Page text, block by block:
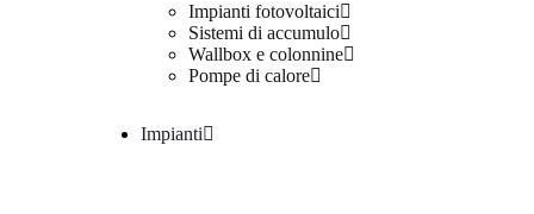
Impianti fotovoltaici
Sistemi di accumulo
Wallbox e colonnine
Pompe di calore
Impianti